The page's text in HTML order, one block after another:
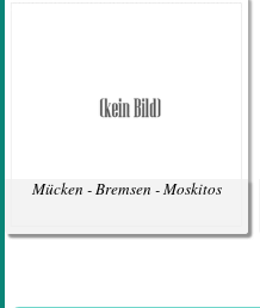
Mücken - Bremsen - Moskitos